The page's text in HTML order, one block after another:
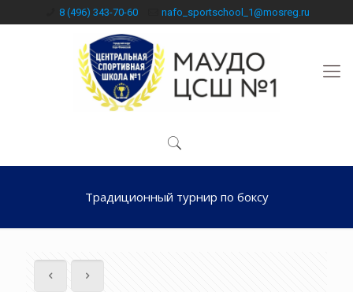
8 (496) 343-70-60 nafo_sportschool_1@mosreg.ru
Традиционный турнир по боксу